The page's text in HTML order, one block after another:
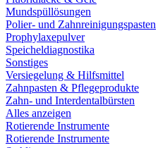
Mundspüllösungen
Polier- und Zahnreinigungspasten
Prophylaxepulver
Speicheldiagnostika
Sonstiges
Versiegelung & Hilfsmittel
Zahnpasten & Pflegeprodukte
Zahn- und Interdentalbürsten
Alles anzeigen
Rotierende Instrumente
Rotierende Instrumente